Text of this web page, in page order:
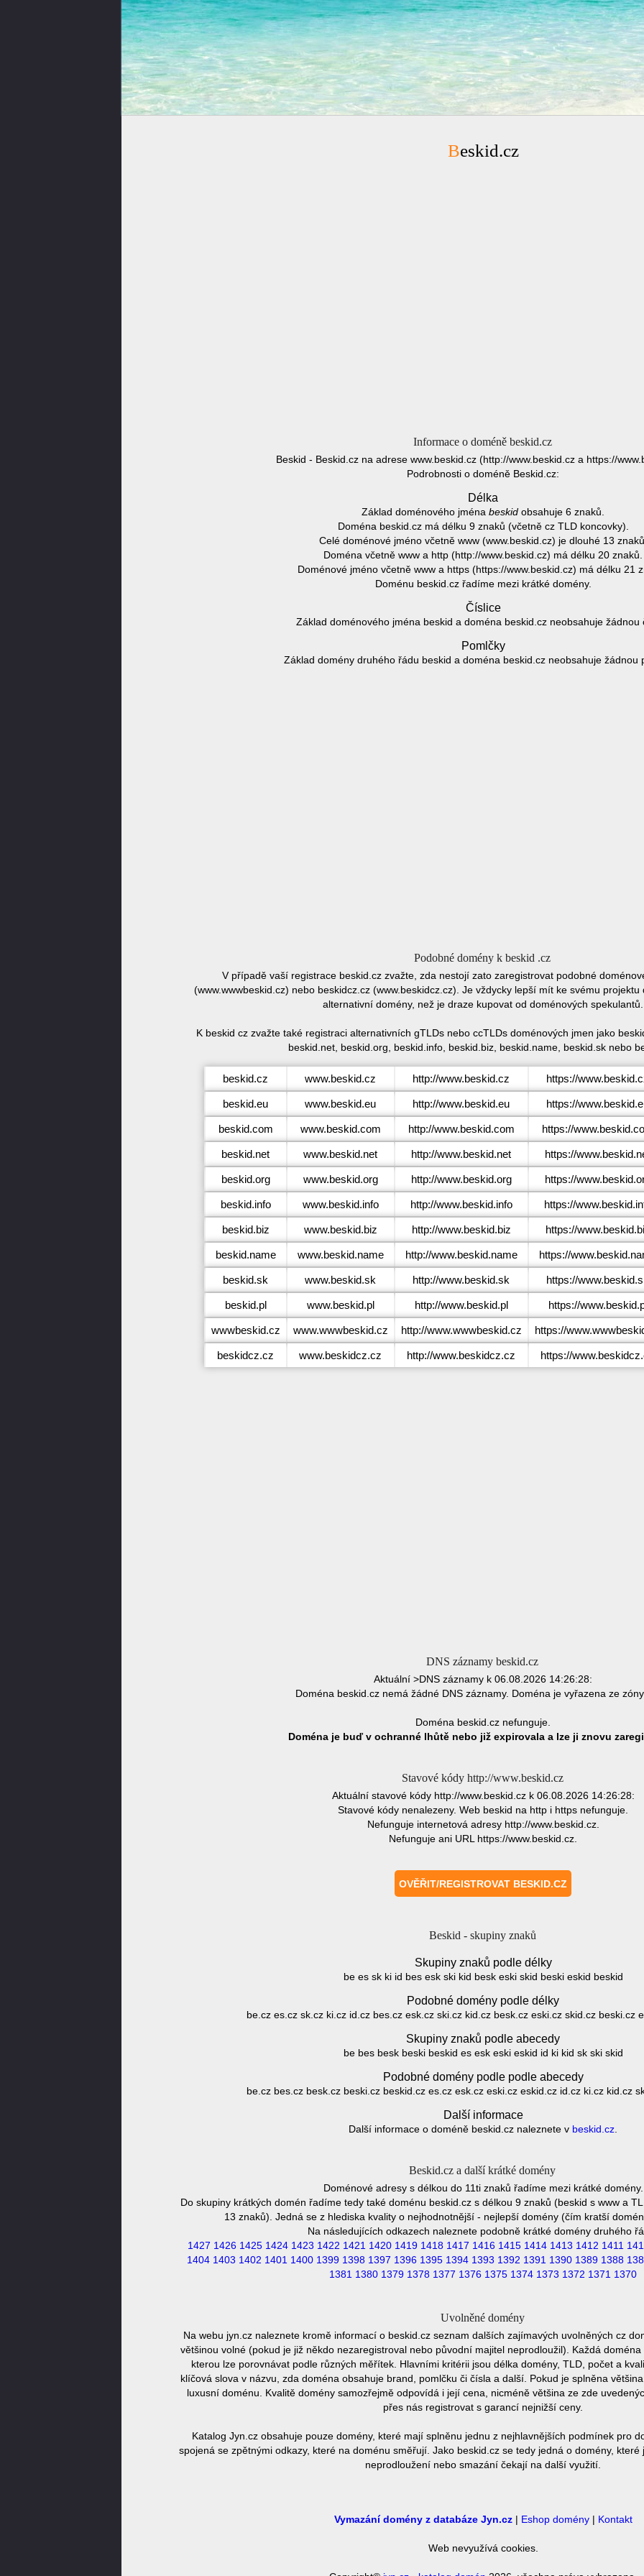
Beskid.cz
Informace o doméně beskid.cz
Beskid - Beskid.cz na adrese www.beskid.cz (http://www.beskid.cz a https://
Podrobnosti o doméně Beskid.cz:
Délka
Základ doménového jména beskid obsahuje 6 znaků.
Doména beskid.cz má délku 9 znaků (včetně cz TLD koncovky).
Celé doménové jméno včetně www (www.beskid.cz) je dlouhé 13 znaků.
Doména včetně www a http (http://www.beskid.cz) má délku 20 znaků.
Doménové jméno včetně www a https (https://www.beskid.cz) má délku 21
Doménu beskid.cz řadíme mezi krátké domény.
Číslice
Základ doménového jména beskid a doména beskid.cz neobsahuje žádnou
Pomlčky
Základ domény druhého řádu beskid a doména beskid.cz neobsahuje žádnou
Podobné domény k beskid .cz
V případě vaší registrace beskid.cz zvažte, zda nestojí zato zaregistrovat podobné
(www.wwwbeskid.cz) nebo beskidcz.cz (www.beskidcz.cz). Je vždycky lepší mít ke svému
alternativní domény, než je draze kupovat od doménových spekulantů.
K beskid cz zvažte také registraci alternativních gTLDs nebo ccTLDs doménových jmen jako
beskid.net, beskid.org, beskid.info, beskid.biz, beskid.name, beskid.sk nebo
beskid.cz www.beskid.cz http://www.beskid.cz https://
beskid.eu www.beskid.eu http://www.beskid.eu https://
beskid.com www.beskid.com http://www.beskid.com https://
beskid.net www.beskid.net http://www.beskid.net https://
beskid.org www.beskid.org http://www.beskid.org https://
beskid.info www.beskid.info http://www.beskid.info https://
beskid.biz www.beskid.biz http://www.beskid.biz https://
beskid.name www.beskid.name http://www.beskid.name https://
beskid.sk www.beskid.sk http://www.beskid.sk https://
beskid.pl www.beskid.pl http://www.beskid.pl https://
wwwbeskid.cz www.wwwbeskid.cz http://www.wwwbeskid.cz https://
beskidcz.cz www.beskidcz.cz http://www.beskidcz.cz https://
DNS záznamy beskid.cz
Aktuální >DNS záznamy k 06.08.2026 14:26:28:
Doména beskid.cz nemá žádné DNS záznamy. Doména je vyřazena ze zóny
Doména beskid.cz nefunguje.
Doména je buď v ochranné lhůtě nebo již expirovala a lze ji znovu
Stavové kódy http://www.beskid.cz
Aktuální stavové kódy http://www.beskid.cz k 06.08.2026 14:26:28:
Stavové kódy nenalezeny. Web beskid na http i https nefunguje.
Nefunguje internetová adresy http://www.beskid.cz.
Nefunguje ani URL https://www.beskid.cz.
Beskid - skupiny znaků
Skupiny znaků podle délky
be es sk ki id bes esk ski kid besk eski skid beski eskid beskid
Podobné domény podle délky
be.cz es.cz sk.cz ki.cz id.cz bes.cz esk.cz ski.cz kid.cz besk.cz eski.cz skid.cz beski.cz
Skupiny znaků podle abecedy
be bes besk beski beskid es esk eski eskid id ki kid sk ski skid
Podobné domény podle podle abecedy
be.cz bes.cz besk.cz beski.cz beskid.cz es.cz esk.cz eski.cz eskid.cz id.cz ki.cz kid.cz
Další informace
Další informace o doméně beskid.cz naleznete v beskid.cz
Beskid.cz a další krátké domény
Doménové adresy s délkou do 11ti znaků řadíme mezi krátké domény.
Do skupiny krátkých domén řadíme tedy také doménu beskid.cz s délkou 9 znaků (beskid s www a
13 znaků). Jedná se z hlediska kvality o nejhodnotnější - nejlepší domény (čím kratší
Na následujících odkazech naleznete podobně krátké domény druhého
1427 1426 1425 1424 1423 1422 1421 1420 1419 1418 1417 1416 1415 1414 1413 1412 1411
1404 1403 1402 1401 1400 1399 1398 1397 1396 1395 1394 1393 1392 1391 1390 1389 1388
1381 1380 1379 1378 1377 1376 1375 1374 1373 1372 1371 1370
Uvolněné domény
Na webu jyn.cz naleznete kromě informací o beskid.cz seznam dalších zajímavých uvolněných cz
většinou volné (pokud je již někdo nezaregistroval nebo původní majitel neprodloužil). Každá doména
kterou lze porovnávat podle různých měřítek. Hlavními kritérii jsou délka domény, TLD, počet a
klíčová slova v názvu, zda doména obsahuje brand, pomlčku či čísla a další. Pokud je splněna
luxusní doménu. Kvalitě domény samozřejmě odpovídá i její cena, nicméně většina ze zde
přes nás registrovat s garancí nejnižší ceny.
Katalog Jyn.cz obsahuje pouze domény, které mají splněnu jednu z nejhlavnějších podmínek pro
spojená se zpětnými odkazy, které na doménu směřují. Jako beskid.cz se tedy jedná o domény,
neprodloužení nebo smazání čekají na další využití.
Vymazání domény z databáze Jyn.cz| Eshop domény| Kontakt
Web nevyužívá cookies.